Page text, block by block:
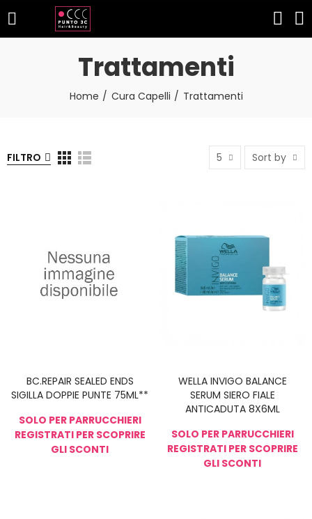
Trattamenti
Home Cura Capelli Trattamenti
FILTRO 5 Sort by
BC.REPAIR SEALED ENDS
SIGILLA DOPPIE PUNTE 75ML**
SOLO PER PARRUCCHIERI
REGISTRATI PER SCOPRIRE
GLI SCONTI
WELLA INVIGO BALANCE
SERUM SIERO FIALE
ANTICADUTA 8X6ML
SOLO PER PARRUCCHIERI
REGISTRATI PER SCOPRIRE
GLI SCONTI